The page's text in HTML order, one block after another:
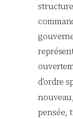
d’ordre
pensée,